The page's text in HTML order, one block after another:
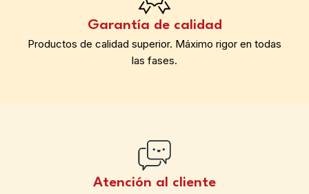
Garantía de calidad
Productos de calidad superior. Máximo rigor en todas
las fases.
Atención al cliente